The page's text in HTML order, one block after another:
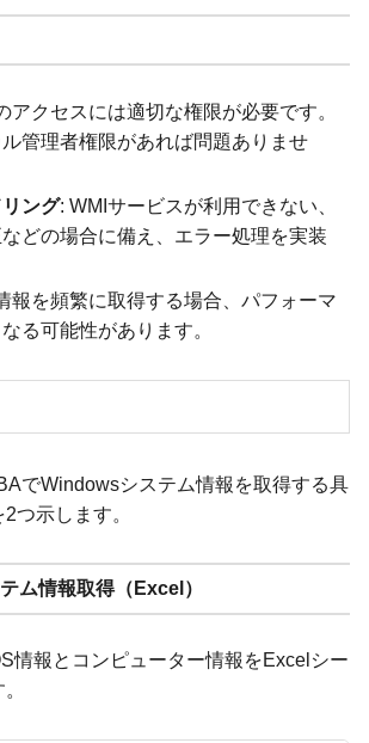
アクセスには適切な権限が必要です。
管理者権限があれば問題ありませ
ング: WMIサービスが利用できない、
どの場合に備え、エラー処理を実装
報を頻繁に取得する場合、パフォーマ
る可能性があります。
でWindowsシステム情報を取得する具
つ示します。
ム情報取得（Excel）
情報とコンピューター情報をExcelシー